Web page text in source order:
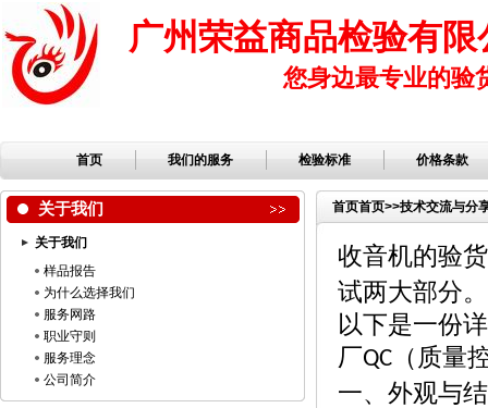
广州荣益商品检验有限
您身边最专业的验
首页 我们的服务 检验标准 价格条款
关于我们
关于我们
样品报告
为什么选择我们
服务网路
职业守则
服务理念
公司简介
首页首页>>技术交流与分
收音机的验
试两大部分。
以下是一份
厂QC （质量
一、外观与